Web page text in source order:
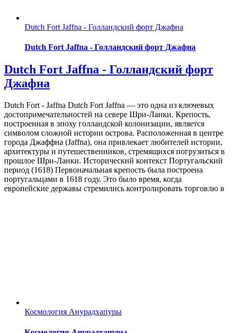
Dutch Fort Jaffna - Голландский форт Джафна
Dutch Fort Jaffna - Голландский форт Джафна
Dutch Fort Jaffna - Голландский форт
Джафна
Dutch Fort - Jaffna Dutch Fort Jaffna — это одна из ключевых
достопримечательностей на севере Шри-Ланки. Крепость,
построенная в эпоху голландской колонизации, является
символом сложной истории острова. Расположенная в центре
города Джаффна (Jaffna), она привлекает любителей истории,
архитектуры и путешественников, стремящихся погрузиться в
прошлое Шри-Ланки. Исторический контекст Португальский
период (1618) Первоначальная крепость была построена
португальцами в 1618 году. Это было время, когда
европейские державы стремились контролировать торговлю в
Космология Анурадхапуры